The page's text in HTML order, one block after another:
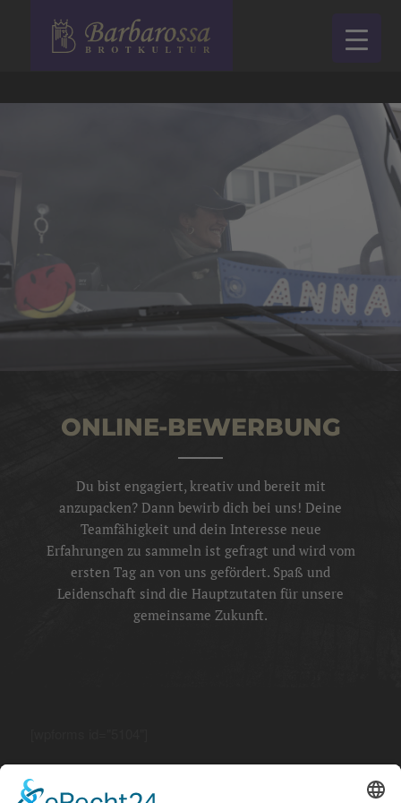
Startseite Online-Bewerbung
ONLINE-BEWERBUNG
Du bist engagiert, kreativ und bereit mit
anzupacken? Dann bewirb dich bei uns! Deine
Teamfähigkeit und dein Interesse neue
Erfahrungen zu sammeln ist gefragt und wird vom
ersten Tag an von uns gefördert. Spaß und
Leidenschaft sind die Hauptzutaten für unsere
gemeinsame Zukunft.